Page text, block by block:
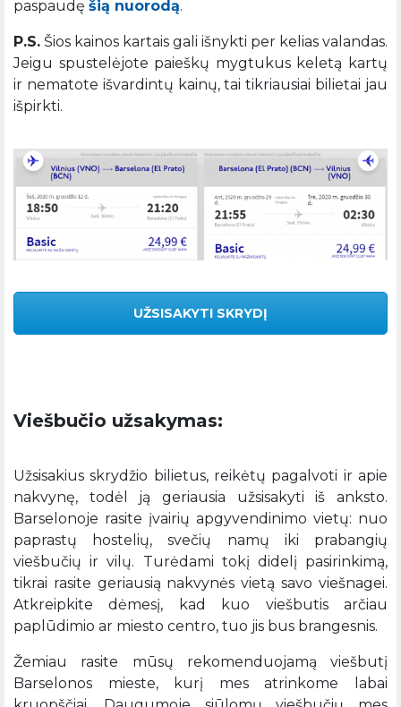
paspaudę šią nuorodą.
P.S. Šios kainos kartais gali išnykti per kelias valandas.
Jeigu spustelėjote paieškų mygtukus keletą kartų
ir nematote išvardintų kainų, tai tikriausiai bilietai jau
išpirkti.
UŽSISAKYTI SKRYDĮ
Viešbučio užsakymas:
Užsisakius skrydžio bilietus, reikėtų pagalvoti ir apie
nakvynę, todėl ją geriausia užsisakyti iš anksto.
Barselonoje rasite įvairių apgyvendinimo vietų: nuo
paprastų hostelių, svečių namų iki prabangių
viešbučių ir vilų. Turėdami tokį didelį pasirinkimą,
tikrai rasite geriausią nakvynės vietą savo viešnagei.
Atkreipkite dėmesį, kad kuo viešbutis arčiau
paplūdimio ar miesto centro, tuo jis bus brangesnis.
Žemiau rasite mūsų rekomenduojamą viešbutį
Barselonos mieste, kurį mes atrinkome labai